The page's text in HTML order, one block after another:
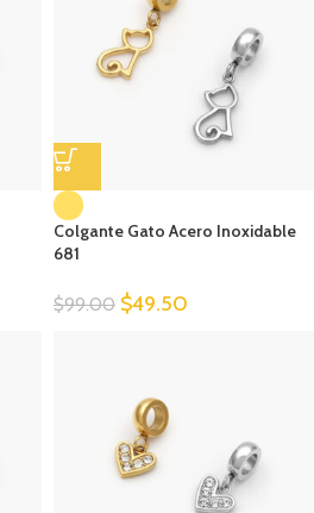
Colgante Gato Acero Inoxidable
681
$99.00 $49.50